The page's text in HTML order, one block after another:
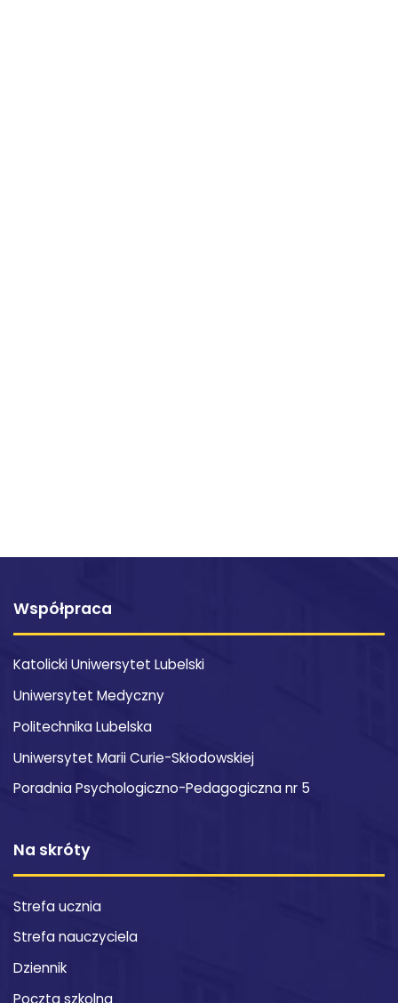
Współpraca
Katolicki Uniwersytet Lubelski
Uniwersytet Medyczny
Politechnika Lubelska
Uniwersytet Marii Curie-Skłodowskiej
Poradnia Psychologiczno-Pedagogiczna nr 5
Na skróty
Strefa ucznia
Strefa nauczyciela
Dziennik
Poczta szkolna